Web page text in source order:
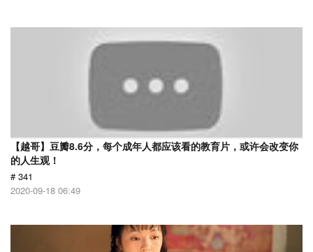
【越哥】豆瓣8.6分，每个成年人都应该看的教育片，或许会改变你
的人生观！
# 341
2020-09-18 06:49